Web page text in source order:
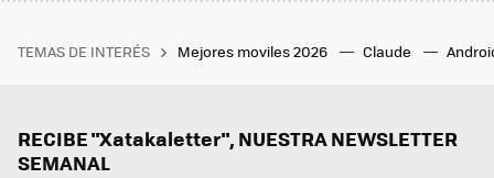
TEMAS DE INTERÉS Mejores moviles 2026 Claude
RECIBE "Xatakaletter", NUESTRA NEWSLETTER
SEMANAL